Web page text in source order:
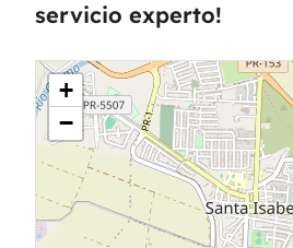
servicio experto!
+
−